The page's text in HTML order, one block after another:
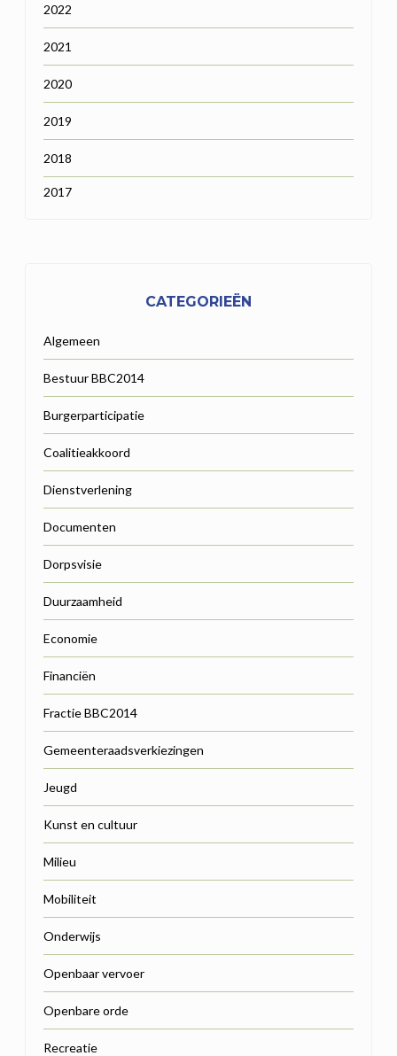
2022
2021
2020
2019
2018
2017
CATEGORIEËN
Algemeen
Bestuur BBC2014
Burgerparticipatie
Coalitieakkoord
Dienstverlening
Documenten
Dorpsvisie
Duurzaamheid
Economie
Financiën
Fractie BBC2014
Gemeenteraadsverkiezingen
Jeugd
Kunst en cultuur
Milieu
Mobiliteit
Onderwijs
Openbaar vervoer
Openbare orde
Recreatie